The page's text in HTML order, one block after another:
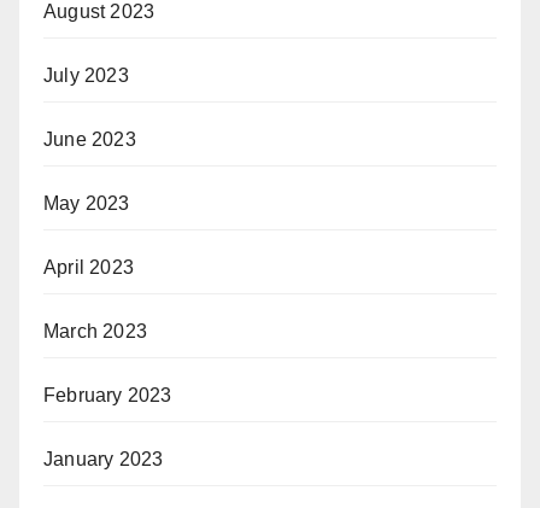
August 2023
July 2023
June 2023
May 2023
April 2023
March 2023
February 2023
January 2023